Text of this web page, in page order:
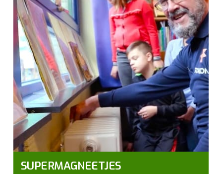
SUPERMAGNEETJES